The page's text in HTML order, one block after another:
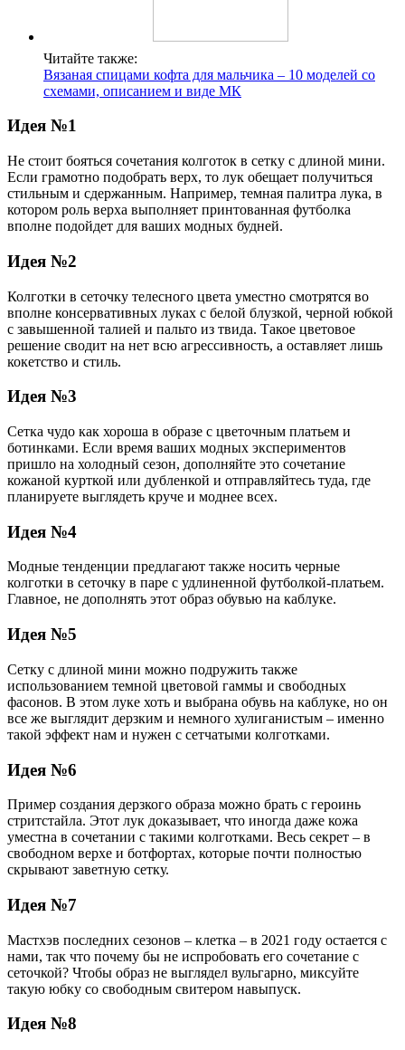
Читайте также:
Вязаная спицами кофта для мальчика – 10 моделей со
схемами, описанием и виде МК
Идея №1
Не стоит бояться сочетания колготок в сетку с длиной мини.
Если грамотно подобрать верх, то лук обещает получиться
стильным и сдержанным. Например, темная палитра лука, в
котором роль верха выполняет принтованная футболка
вполне подойдет для ваших модных будней.
Идея №2
Колготки в сеточку телесного цвета уместно смотрятся во
вполне консервативных луках с белой блузкой, черной юбкой
с завышенной талией и пальто из твида. Такое цветовое
решение сводит на нет всю агрессивность, а оставляет лишь
кокетство и стиль.
Идея №3
Сетка чудо как хороша в образе с цветочным платьем и
ботинками. Если время ваших модных экспериментов
пришло на холодный сезон, дополняйте это сочетание
кожаной курткой или дубленкой и отправляйтесь туда, где
планируете выглядеть круче и моднее всех.
Идея №4
Модные тенденции предлагают также носить черные
колготки в сеточку в паре с удлиненной футболкой-платьем.
Главное, не дополнять этот образ обувью на каблуке.
Идея №5
Сетку с длиной мини можно подружить также
использованием темной цветовой гаммы и свободных
фасонов. В этом луке хоть и выбрана обувь на каблуке, но он
все же выглядит дерзким и немного хулиганистым – именно
такой эффект нам и нужен с сетчатыми колготками.
Идея №6
Пример создания дерзкого образа можно брать с героинь
стритстайла. Этот лук доказывает, что иногда даже кожа
уместна в сочетании с такими колготками. Весь секрет – в
свободном верхе и ботфортах, которые почти полностью
скрывают заветную сетку.
Идея №7
Мастхэв последних сезонов – клетка – в 2021 году остается с
нами, так что почему бы не испробовать его сочетание с
сеточкой? Чтобы образ не выглядел вульгарно, миксуйте
такую юбку со свободным свитером навыпуск.
Идея №8